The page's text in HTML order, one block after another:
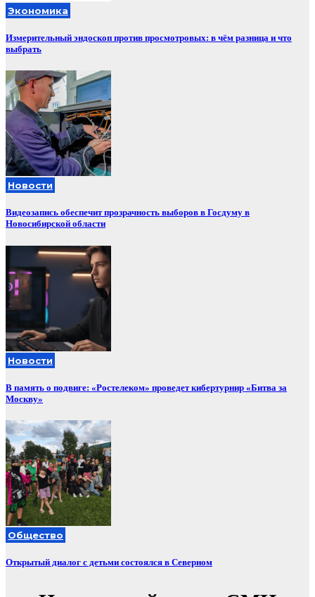
Экономика
Измерительный эндоскоп против просмотровых: в чём разница и что
выбрать
Новости
Видеозапись обеспечит прозрачность выборов в Госдуму в
Новосибирской области
Новости
В память о подвиге: «Ростелеком» проведет кибертурнир «Битва за
Москву»
Общество
Открытый диалог с детьми состоялся в Северном